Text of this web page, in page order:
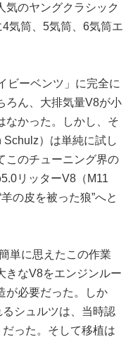
気のヤングクラシック
気筒、5気筒、6気筒エ
ビーベンツ」に完全に
ろん、大排気量V8が小
なかった。しかし、そ
）は単純に試し
このチューニング界の
リッターV8（M11
の皮を被った狼”へと
単に思えたこの作業
きなV8をエンジンルー
が必要だった。しか
シュルツは、当時認
った。そして移植は